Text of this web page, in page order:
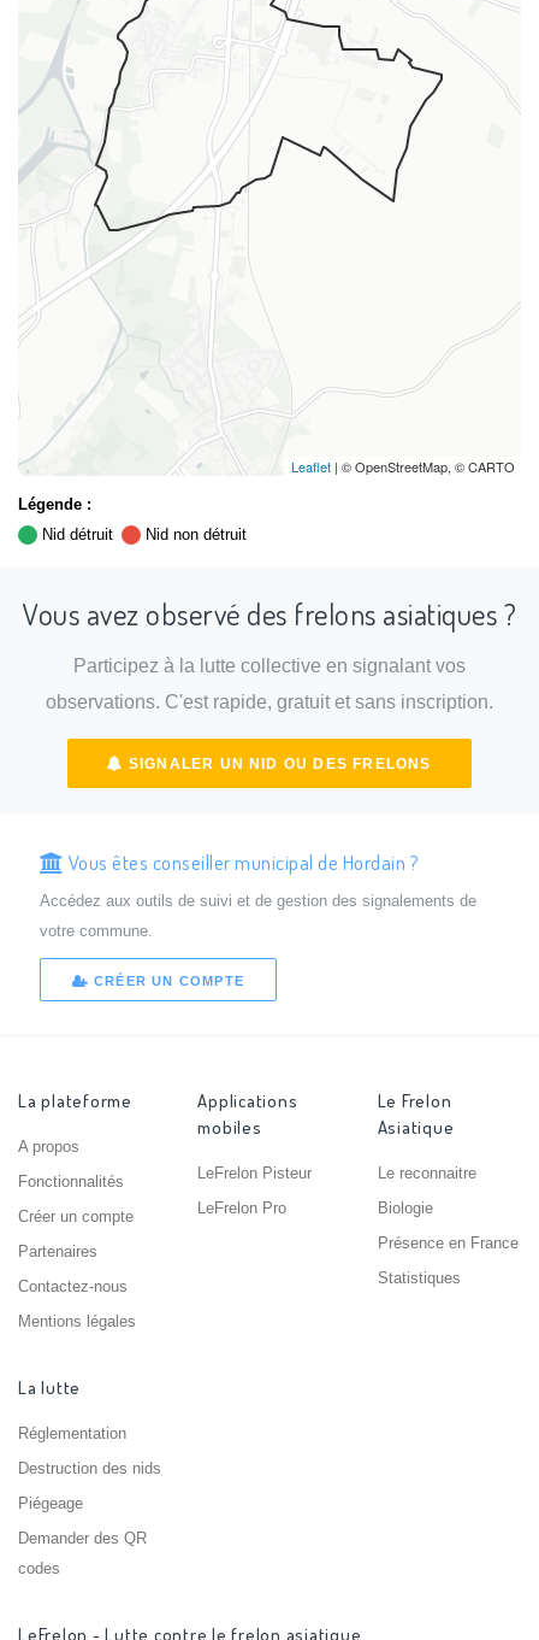
Leaflet | © OpenStreetMap, © CARTO
Légende :
Nid détruit
Nid non détruit
Vous avez observé des frelons asiatiques ?
Participez à la lutte collective en signalant vos
observations. C'est rapide, gratuit et sans inscription.
SIGNALER UN NID OU DES FRELONS
Vous êtes conseiller municipal de Hordain ?
Accédez aux outils de suivi et de gestion des signalements de
votre commune.
CRÉER UN COMPTE
La plateforme
A propos
Fonctionnalités
Créer un compte
Partenaires
Contactez-nous
Mentions légales
Applications
mobiles
LeFrelon Pisteur
LeFrelon Pro
Le Frelon
Asiatique
Le reconnaitre
Biologie
Présence en France
Statistiques
La lutte
Réglementation
Destruction des nids
Piégeage
Demander des QR
codes
LeFrelon - Lutte contre le frelon asiatique